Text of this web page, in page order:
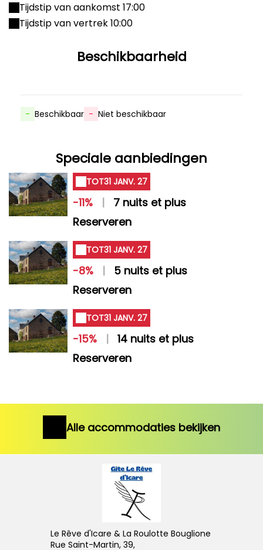
Tijdstip van aankomst 17:00
Tijdstip van vertrek 10:00
Beschikbaarheid
- Beschikbaar - Niet beschikbaar
Speciale aanbiedingen
TOT31 JANV. 27
-11% |
7 nuits et plus
Reserveren
TOT31 JANV. 27
-8% |
5 nuits et plus
Reserveren
TOT31 JANV. 27
-15% | 14 nuits et plus
Reserveren
Alle accommodaties bekijken
Le Rêve d'Icare & La Roulotte Bouglione
Rue Saint-Martin, 39,